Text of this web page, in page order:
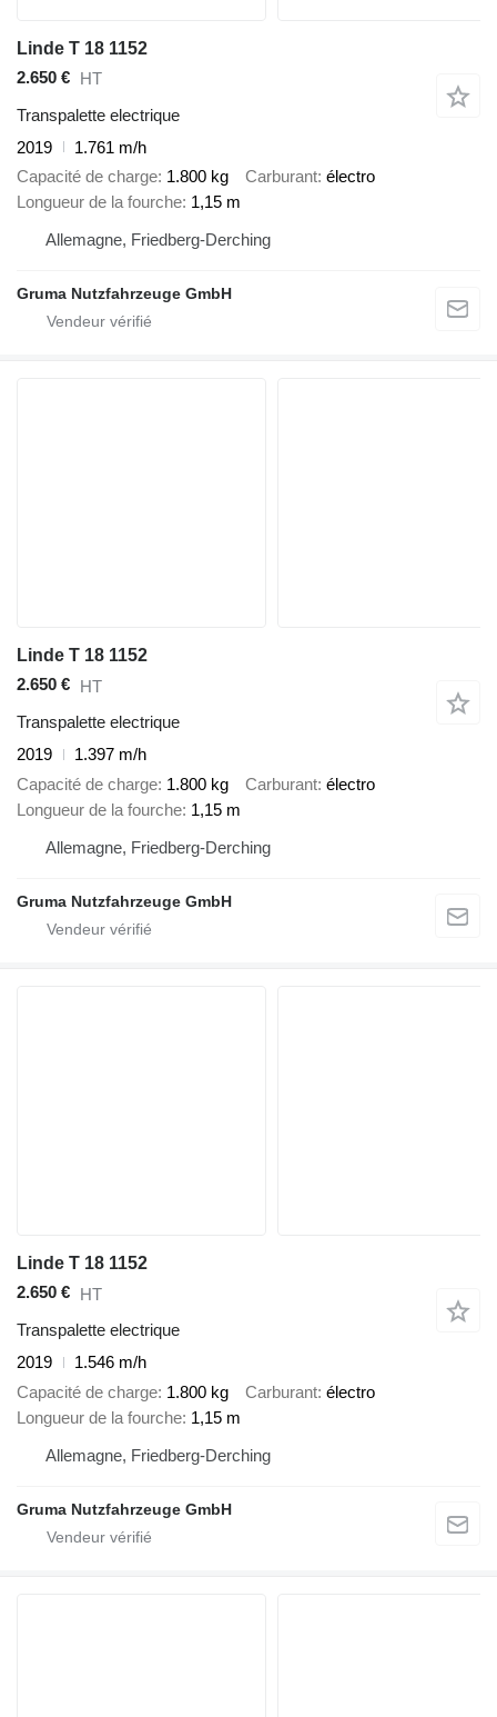
Linde T 18 1152
2.650 € HT
Transpalette electrique
2019
1.761 m/h
Capacité de charge 1.800 kg Carburant électro
Longueur de la fourche 1,15 m
Allemagne, Friedberg-Derching
Gruma Nutzfahrzeuge GmbH
Linde T 18 1152
2.650 € HT
Transpalette electrique
2019
1.397 m/h
Capacité de charge 1.800 kg Carburant électro
Longueur de la fourche 1,15 m
Allemagne, Friedberg-Derching
Gruma Nutzfahrzeuge GmbH
Linde T 18 1152
2.650 € HT
Transpalette electrique
2019
1.546 m/h
Capacité de charge 1.800 kg Carburant électro
Longueur de la fourche 1,15 m
Allemagne, Friedberg-Derching
Gruma Nutzfahrzeuge GmbH